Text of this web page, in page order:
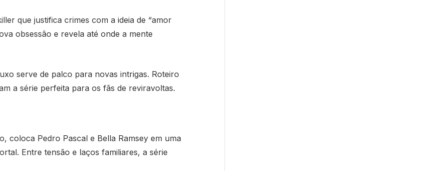
que justifica crimes com a ideia de “amor
obsessão e revela até onde a mente
serve de palco para novas intrigas. Roteiro
a série perfeita para os fãs de reviravoltas.
coloca Pedro Pascal e Bella Ramsey em uma
Entre tensão e laços familiares, a série